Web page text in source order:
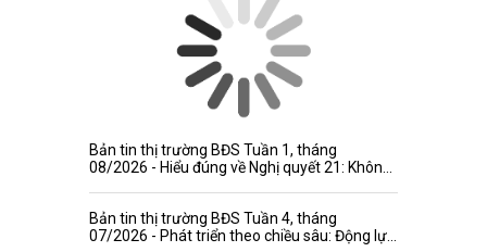
Bản tin thị trường BĐS Tuần 1, tháng
08/2026 - Hiểu đúng về Nghị quyết 21: Không
Bản tin thị trường BĐS Tuần 4, tháng
07/2026 - Phát triển theo chiều sâu: Động lực